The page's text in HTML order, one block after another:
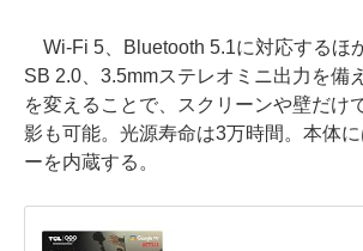
Wi-Fi 5、Bluetooth 5.1に対応するほ
SB 2.0、3.5mmステレオミニ出力を備
を変えることで、スクリーンや壁だけ
影も可能。光源寿命は3万時間。本体
ーを内蔵する。